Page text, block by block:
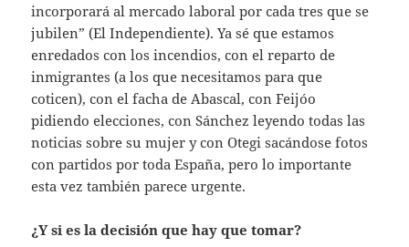
incorporará al mercado laboral por cada tres que se
jubilen” (El Independiente). Ya sé que estamos
enredados con los incendios, con el reparto de
inmigrantes (a los que necesitamos para que
coticen), con el facha de Abascal, con Feijóo
pidiendo elecciones, con Sánchez leyendo todas las
noticias sobre su mujer y con Otegi sacándose fotos
con partidos por toda España, pero lo importante
esta vez también parece urgente.
¿Y si es la decisión que hay que tomar?